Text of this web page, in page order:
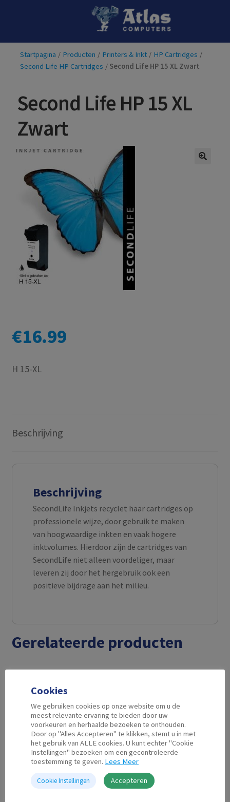
Ga
naar
navigatie
Ga
de
inhoud
Startpagina / Producten / Printers & Inkt / HP Cartridges /
Second Life HP Cartridges / Second Life HP 15 XL Zwart
Second Life HP 15 XL
Zwart
€16.99
H 15-XL
Beschrijving
Beschrijving
SecondLife Inkjets recyclet haar cartridges op
professionele wijze, door gebruik te maken
van hoogwaardige inkten en vaak hogere
inktvolumes. Hierdoor zijn de cartridges van
SecondLife niet alleen voordeliger, maar
leveren zij door het hergebruik ook een
positieve bijdrage aan het milieu.
Gerelateerde producten
Second Life
Second Life
Cookies
We gebruiken cookies op onze website om u de
meest relevante ervaring te bieden door uw
voorkeuren en herhaalde bezoeken te onthouden.
Door op "Alles Accepteren" te klikken, stemt u in met
het gebruik van ALLE cookies. U kunt echter "Cookie
Instellingen" bezoeken om een gecontroleerde
toestemming te geven. Lees Meer
Cookie Instellingen Accepteren